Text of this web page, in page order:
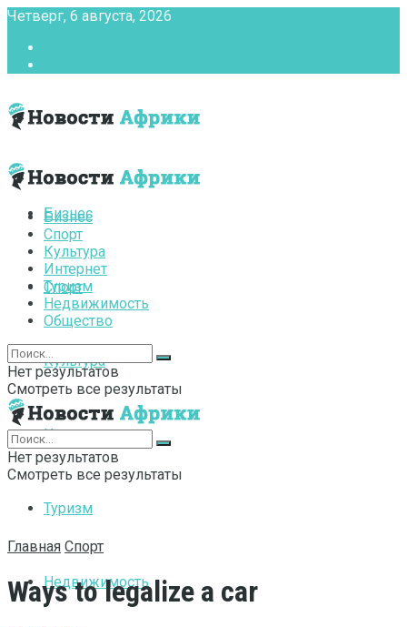
Четверг, 6 августа, 2026
Бизнес
Спорт
Культура
Интернет
Туризм
Недвижимость
Бизнес
Спорт
Культура
Интернет
Туризм
Недвижимость
Общество
Нет результатов
Смотреть все результаты
Нет результатов
Смотреть все результаты
Главная Спорт
Ways to legalize a car